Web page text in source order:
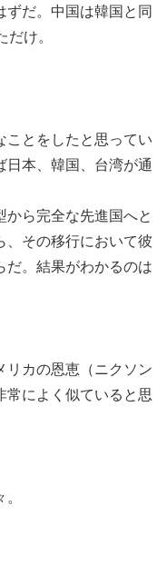
だ。中国は韓国と同
け。
ことをしたと思ってい
日本、韓国、台湾が通
ら完全な先進国へと
、その移行において彼
だ。結果がわかるのは
リカの恩恵（ニクソン
常によく似ていると思